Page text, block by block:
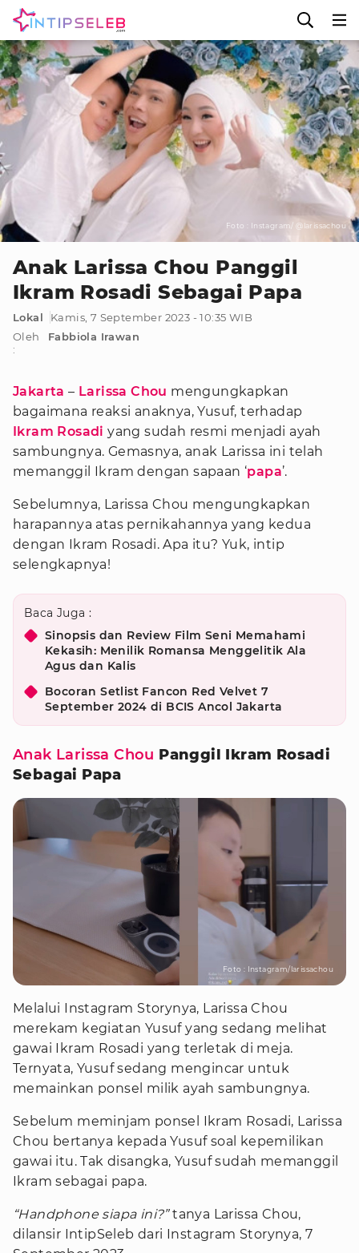
Foto : Instagram/ @larissachou
Anak Larissa Chou Panggil
Ikram Rosadi Sebagai Papa
Lokal
Kamis, 7 September 2023 - 10:35 WIB
Oleh
:
Fabbiola Irawan
Jakarta – Larissa Chou mengungkapkan
bagaimana reaksi anaknya, Yusuf, terhadap
Ikram Rosadi yang sudah resmi menjadi ayah
sambungnya. Gemasnya, anak Larissa ini telah
memanggil Ikram dengan sapaan ‘papa’.
Sebelumnya, Larissa Chou mengungkapkan
harapannya atas pernikahannya yang kedua
dengan Ikram Rosadi. Apa itu? Yuk, intip
selengkapnya!
Baca Juga :
Sinopsis dan Review Film Seni Memahami
Kekasih: Menilik Romansa Menggelitik Ala
Agus dan Kalis
Bocoran Setlist Fancon Red Velvet 7
September 2024 di BCIS Ancol Jakarta
Anak Larissa Chou Panggil Ikram Rosadi
Sebagai Papa
Foto : Instagram/larissachou
Melalui Instagram Storynya, Larissa Chou
merekam kegiatan Yusuf yang sedang melihat
gawai Ikram Rosadi yang terletak di meja.
Ternyata, Yusuf sedang mengincar untuk
memainkan ponsel milik ayah sambungnya.
Sebelum meminjam ponsel Ikram Rosadi, Larissa
Chou bertanya kepada Yusuf soal kepemilikan
gawai itu. Tak disangka, Yusuf sudah memanggil
Ikram sebagai papa.
“Handphone siapa ini?”tanya Larissa Chou,
dilansir IntipSeleb dari Instagram Storynya, 7